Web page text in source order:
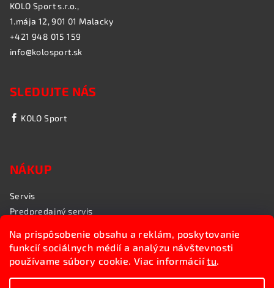
Na prispôsobenie obsahu a reklám, poskytovanie
funkcií sociálnych médií a analýzu návštevnosti
používame súbory cookie. Viac informáciítu.
KOLO Sport s.r.o.,
1.mája 12, 901 01 Malacky
+421 948 015 159
info@kolosport.sk
SLEDUJTE NÁS
KOLO Sport
NÁKUP
Servis
Predpredajný servis
Rozvoz bicyklov
Poradenstvo